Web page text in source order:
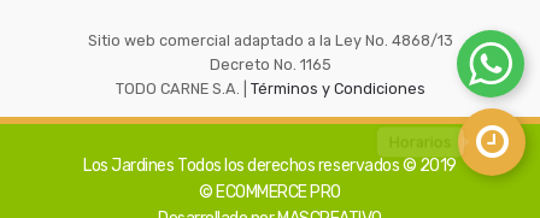
Sitio web comercial adaptado a la Ley No. 4868/13
Decreto No. 1165
TODO CARNE S.A. | Términos y Condiciones
Los Jardines Todos los derechos reservados © 2019
© ECOMMERCE PRO